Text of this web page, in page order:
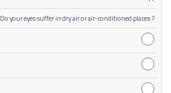
Do your eyes suffer in dry air or air-conditioned places ?